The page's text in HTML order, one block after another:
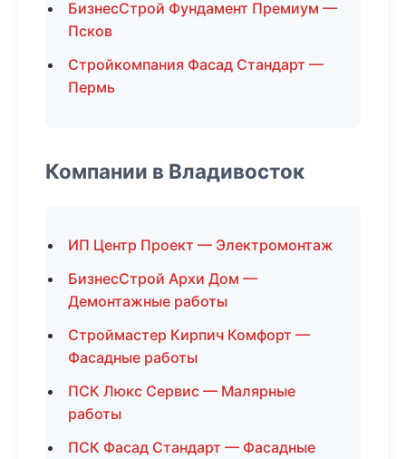
БизнесСтрой Фундамент Премиум —
Псков
Стройкомпания Фасад Стандарт —
Пермь
Компании в Владивосток
ИП Центр Проект — Электромонтаж
БизнесСтрой Архи Дом —
Демонтажные работы
Строймастер Кирпич Комфорт —
Фасадные работы
ПСК Люкс Сервис — Малярные
работы
ПСК Фасад Стандарт — Фасадные